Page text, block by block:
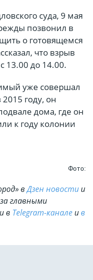
суда, 9 мая
позвонил в
о готовящемся
что взрыв
13.00 до 14.00.
уже совершал
году, он
дома, где он
к году колонии
Фото:
вДзен новости и
главными
в Telegram-канале ив